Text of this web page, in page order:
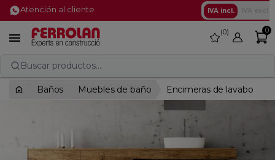
Atención al cliente IVA incl.
 favorite
0 0
Buscar productos...
Baños Muebles de baño Encimeras de lavabo